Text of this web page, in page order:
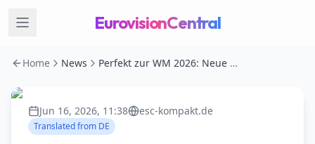
EurovisionCentral
Home News Perfekt zur WM 2026: Neue „Merci Chérie“-Podcastfolge zeigt erstaunliche Überschneidungen zwischen ESC und Fußball
Jun 16, 2026, 11:38 esc-kompakt.de
Translated from DE